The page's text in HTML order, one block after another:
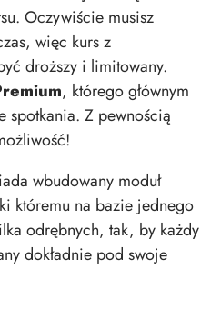
Oczywiście musisz
więc kurs z
droższy i limitowany.
, którego głównym
spotkania. Z pewnością
wbudowany moduł
któremu na bazie jednego
odrębnych, tak, by każdy
dokładnie pod swoje